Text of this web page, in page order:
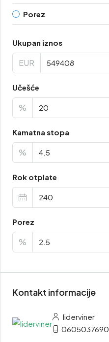
Porez
Ukupan iznos
EUR
Učešće
%
Kamatna stopa
%
Rok otplate
Porez
%
Kontakt informacije
liderviner
0605037690